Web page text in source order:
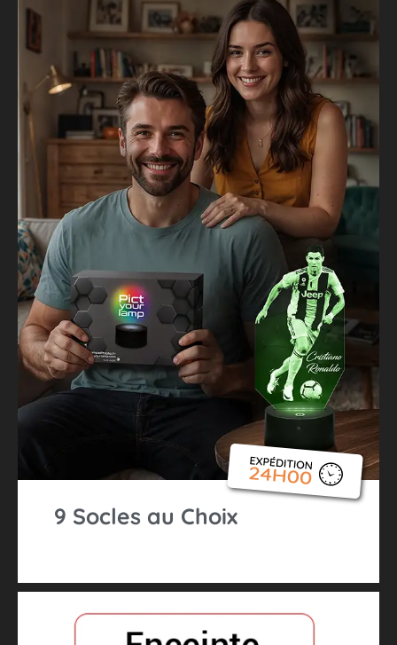
9 Socles au Choix